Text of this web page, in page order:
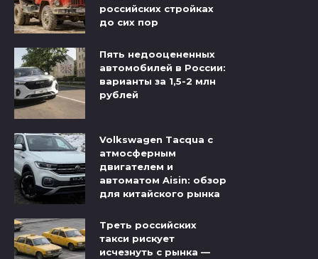
российских стройках
до сих пор
Пять недооцененных
автомобилей в России:
варианты за 1,5-2 млн
рублей
Volkswagen Tacqua с
атмосферным
двигателем и
автоматом Aisin: обзор
для китайского рынка
Треть российских
такси рискует
исчезнуть с рынка —